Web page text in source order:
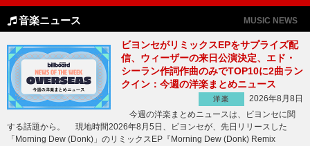
音楽ニュース MUSIC NEWS
ビヨンセがリミックスEPをサプライズ配
信、ウィーザーの来日公演決定、エド・
シーラン作詞作曲のみでTOP10に2曲ラン
クイン：今週の洋楽まとめニュース
洋楽
2026年8月8日
今週の洋楽まとめニュースは、ビヨンセに関
する話題から。 現地時間2026年8月5日、ビヨンセが、先日リリースした
「Morning Dew (Donk)」のリミックスEP『Morning Dew (Donk) Remix